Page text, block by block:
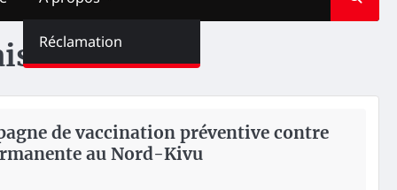
Réclamation
de vaccination préventive contre
au Nord-Kivu